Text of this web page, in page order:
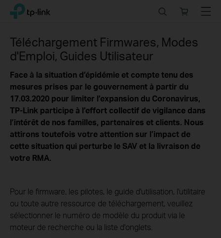
Click
the
navigation
TP-Link, Reliably Smart
store
Menu
Téléchargement Firmwares, Modes
d'Emploi, Guides Utilisateur
Face à la situation d’épidémie et compte tenu des
mesures prises par le gouvernement à partir du
17.03.2020 pour limiter l’expansion du Coronavirus,
TP-Link participe à l’effort collectif de vigilance dans
l’intérêt de nos familles, partenaires et clients. Nous
attirons toutefois votre attention sur l’impact de
cette situation qui perturbe le SAV et la livraison de
votre RMA.
Pour le firmware, les pilotes, le guide d'utilisation, l'utilitaire
ou toute autre ressource de téléchargement, veuillez
sélectionner le numéro de modèle du produit via le
moteur de recherche ou la liste d'onglets.